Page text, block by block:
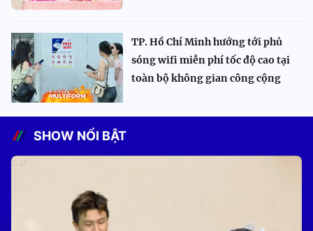
TP. Hồ Chí Minh hướng tới phủ
sóng wifi miễn phí tốc độ cao tại
toàn bộ không gian công cộng
SHOW NỔI BẬT